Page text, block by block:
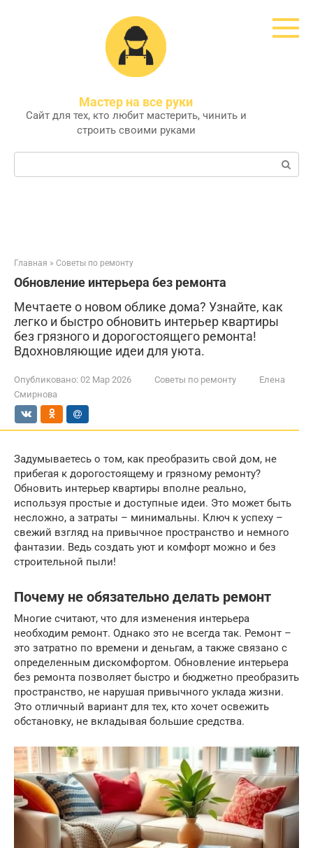
Мастер на все руки
Сайт для тех, кто любит мастерить, чинить и
строить своими руками
Поиск:
Главная » Советы по ремонту
Обновление интерьера без ремонта
Мечтаете о новом облике дома? Узнайте, как
легко и быстро обновить интерьер квартиры
без грязного и дорогостоящего ремонта!
Вдохновляющие идеи для уюта.
Опубликовано: 02 Мар 2026 Советы по ремонту
Елена
Смирнова
Задумываетесь о том, как преобразить свой дом, не
прибегая к дорогостоящему и грязному ремонту?
Обновить интерьер квартиры вполне реально,
используя простые и доступные идеи. Это может быть
несложно, а затраты – минимальны. Ключ к успеху –
свежий взгляд на привычное пространство и немного
фантазии. Ведь создать уют и комфорт можно и без
строительной пыли!
Почему не обязательно делать ремонт
Многие считают, что для изменения интерьера
необходим ремонт. Однако это не всегда так. Ремонт –
это затратно по времени и деньгам, а также связано с
определенным дискомфортом. Обновление интерьера
без ремонта позволяет быстро и бюджетно преобразить
пространство, не нарушая привычного уклада жизни.
Это отличный вариант для тех, кто хочет освежить
обстановку, не вкладывая большие средства.